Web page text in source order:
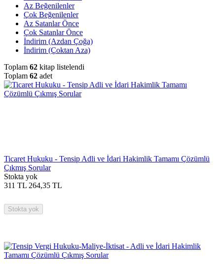
Az Beğenilenler
Çok Beğenilenler
Az Satanlar Önce
Çok Satanlar Önce
İndirim (Azdan Çoğa)
İndirim (Çoktan Aza)
Toplam 62 kitap listelendi
Toplam 62 adet
Ticaret Hukuku - Tensip Adli ve İdari Hakimlik Tamamı Çözümlü
Çıkmış Sorular
Stokta yok
311 TL 264,35 TL
Stokta yok